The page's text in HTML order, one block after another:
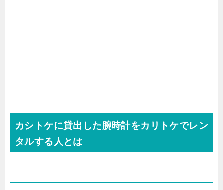
カシトケに貸出した腕時計をカリトケでレン
タルする人とは